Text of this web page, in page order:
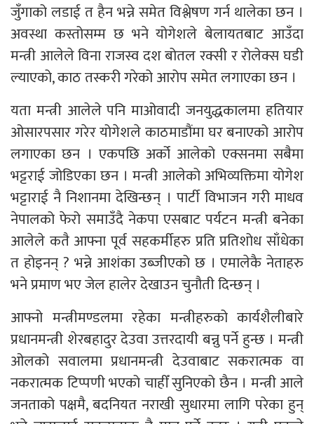
जुँगाको लडाई त हैन भन्ने समेत विश्लेषण गर्न थालेका छन ।
अवस्था कस्तोसम्म छ भने योगेशले बेलायतबाट आउँदा
मन्त्री आलेले विना राजस्व दश बोतल रक्सी र रोलेक्स घडी
ल्याएको, काठ तस्करी गरेको आरोप समेत लगाएका छन ।
यता मन्त्री आलेले पनि माओवादी जनयुद्धकालमा हतियार
ओसारपसार गरेर योगेशले काठमाडौंमा घर बनाएको आरोप
लगाएका छन । एकपछि अर्को आलेको एक्सनमा सबैमा
भट्टराई जोडिएका छन । मन्त्री आलेको अभिव्यक्तिमा योगेश
भट्टाराई नै निशानमा देखिन्छन् । पार्टी विभाजन गरी माधव
नेपालको फेरो समाउँदै नेकपा एसबाट पर्यटन मन्त्री बनेका
आलेले कतै आफ्ना पूर्व सहकर्मीहरु प्रति प्रतिशोध साँधेका
त होइनन् ? भन्ने आशंका उब्जीएको छ । एमालेकै नेताहरु
भने प्रमाण भए जेल हालेर देखाउन चुनौती दिन्छन् ।
आफ्नो मन्त्रीमण्डलमा रहेका मन्त्रीहरुको कार्यशैलीबारे
प्रधानमन्त्री शेरबहादुर देउवा उत्तरदायी बन्नु पर्ने हुन्छ । मन्त्री
ओलको सवालमा प्रधानमन्त्री देउवाबाट सकरात्मक वा
नकरात्मक टिप्पणी भएको चाहीँ सुनिएको छैन । मन्त्री आले
जनताको पक्षमै, बदनियत नराखी सुधारमा लागि परेका हुन्